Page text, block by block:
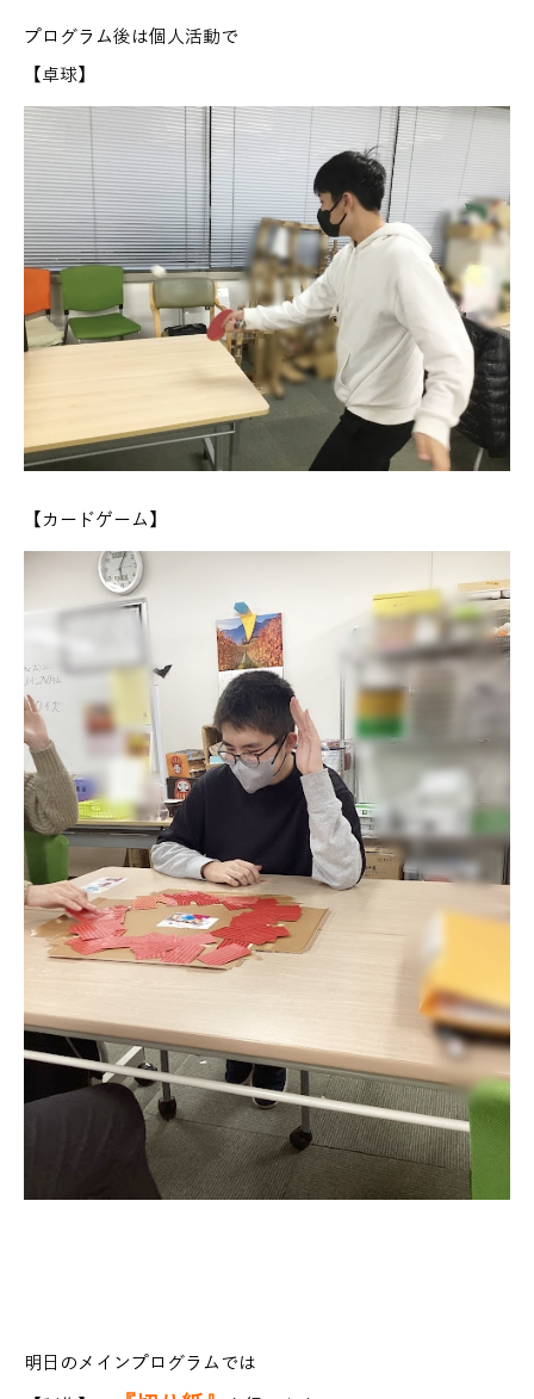
プログラム後は個人活動で
【卓球】
【カードゲーム】
明日のメインプログラムでは